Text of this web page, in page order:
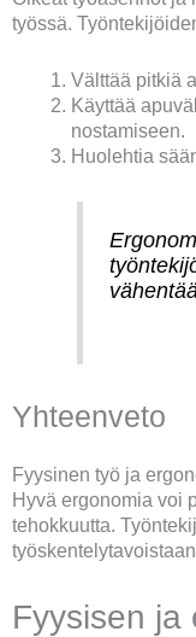
työssä.
Välttää pitkiä
Käyttää
nostamiseen.
Huolehtia
Yhteenveto
Fyysinen työ ja
Hyvä ergonomia voi
tehokkuutta.
Fyysisen ja